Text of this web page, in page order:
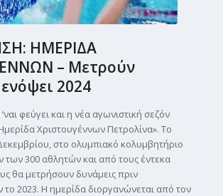
ΗΜΕΡΙΔΑ
– Μετρούν
2024
φεύγει και η νέα αγωνιστική σεζόν
Χριστουγέννων Πετρολίνα». Το
στο ολυμπιακό κολυμβητήριο
των 300 αθλητών και από τους έντεκα
θα μετρήσουν δυνάμεις πριν
το 2023. Η ημερίδα διοργανώνεται από τον